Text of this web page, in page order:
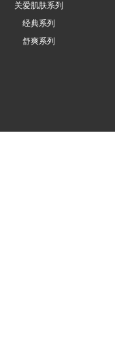
关爱肌肤系列
经典系列
舒爽系列